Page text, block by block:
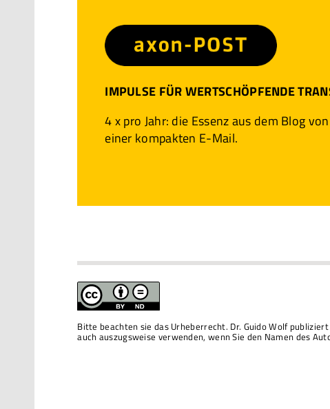
IMPULSE FÜR WERTSCHÖPFENDE
4 x pro Jahr: die Essenz aus dem Blog
einer kompakten E-Mail.
Bitte beachten sie das Urheberrecht. Dr. Guido Wolf
auch auszugsweise verwenden, wenn Sie den Namen des